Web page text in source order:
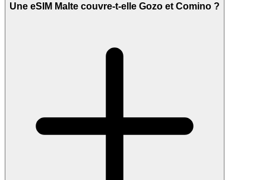
Une eSIM Malte couvre-t-elle Gozo et Comino ?